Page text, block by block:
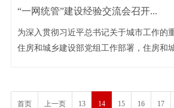
“一网统管”建设经验交流会召开...
为深入贯彻习近平总书记关于城市工作的
住房和城乡建设部党组工作部署，住房和
首页 上一页 13 14 15 16 17